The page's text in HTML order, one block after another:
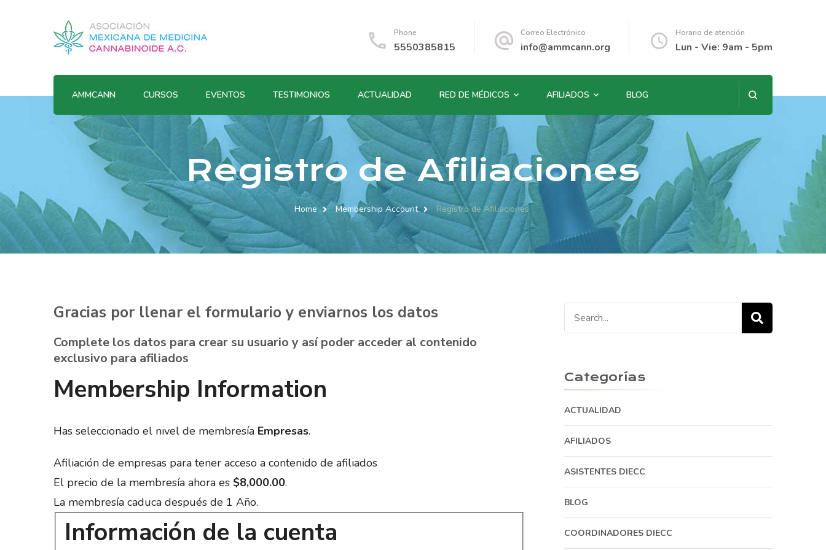
Phone
5550385815
Correo Electrónico
info@ammcann.org
Horario de atención
Lun - Vie: 9am - 5pm
AMMCANN CURSOS EVENTOS TESTIMONIOS ACTUALIDAD RED DE MÉDICOS AFILIADOS BLOG
Registro de Afiliaciones
Home Membership Account Registro de Afiliaciones
Gracias por llenar el formulario y enviarnos los datos
Complete los datos para crear su usuario y así poder acceder al contenido
exclusivo para afiliados
Membership Information
Has seleccionado el nivel de membresía Empresas.
Afiliación de empresas para tener acceso a contenido de afiliados
El precio de la membresía ahora es $8,000.00.
La membresía caduca después de 1 Año.
Información de la cuenta
Search
for:
Categorías
ACTUALIDAD
AFILIADOS
ASISTENTES DIECC
BLOG
COORDINADORES DIECC